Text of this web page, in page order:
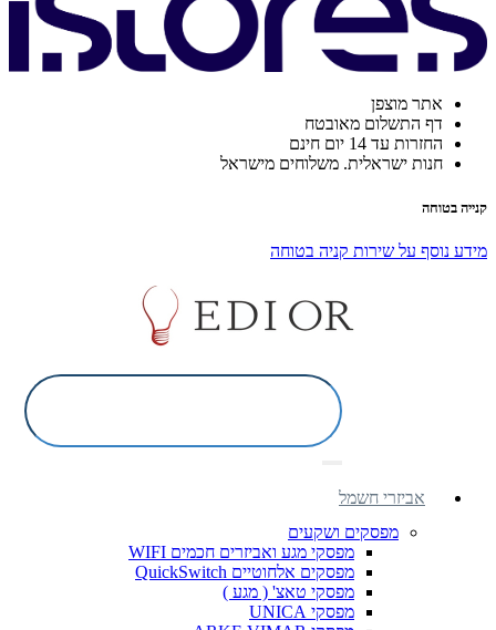
אתר מוצפן
דף התשלום מאובטח
החזרות עד 14 יום חינם
חנות ישראלית. משלוחים מישראל
קנייה בטוחה
מידע נוסף על שירות קניה בטוחה
אביזרי חשמל
מפסקים ושקעים
מפסקי מגע ואביזרים חכמים WIFI
מפסקים אלחוטיים QuickSwitch
מפסקי טאצ' ( מגע )
מפסקי UNICA